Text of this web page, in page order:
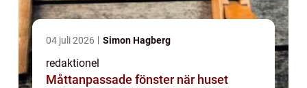
04 juli 2026 Simon Hagberg
redaktionel
Måttanpassade fönster när huset